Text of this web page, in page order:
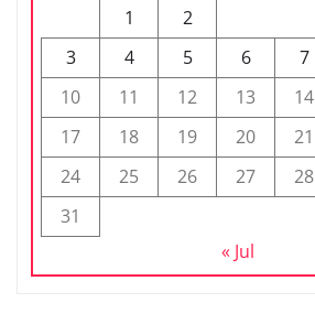
1
2
3
4 5 6 7
10
11 12 13 14
17
18 19 20 21
24
25 26 27 28
31
« Jul